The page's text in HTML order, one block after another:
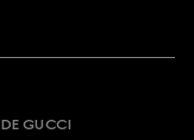
GUCCI